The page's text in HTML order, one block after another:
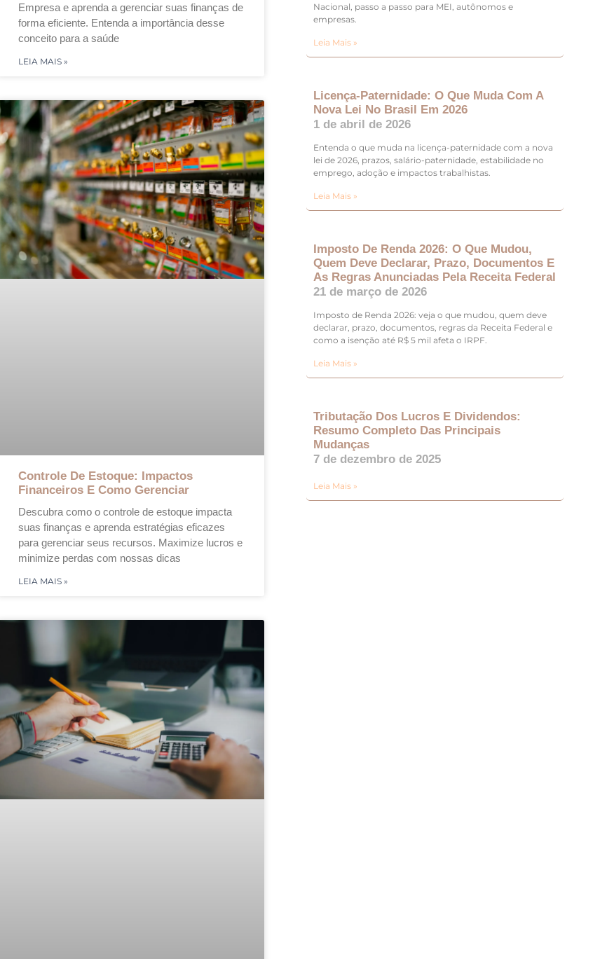
Empresa e aprenda a gerenciar suas finanças de
forma eficiente. Entenda a importância desse
conceito para a saúde
LEIA MAIS »
Controle De Estoque: Impactos
Financeiros E Como Gerenciar
Descubra como o controle de estoque impacta
suas finanças e aprenda estratégias eficazes
para gerenciar seus recursos. Maximize lucros e
minimize perdas com nossas dicas
LEIA MAIS »
Nacional, passo a passo para MEI, autônomos e
empresas.
Leia Mais »
Licença-Paternidade: O Que Muda Com A
Nova Lei No Brasil Em 2026
1 de abril de 2026
Entenda o que muda na licença-paternidade com a nova
lei de 2026, prazos, salário-paternidade, estabilidade no
emprego, adoção e impactos trabalhistas.
Leia Mais »
Imposto De Renda 2026: O Que Mudou,
Quem Deve Declarar, Prazo, Documentos E
As Regras Anunciadas Pela Receita Federal
21 de março de 2026
Imposto de Renda 2026: veja o que mudou, quem deve
declarar, prazo, documentos, regras da Receita Federal e
como a isenção até R$ 5 mil afeta o IRPF.
Leia Mais »
Tributação Dos Lucros E Dividendos:
Resumo Completo Das Principais
Mudanças
7 de dezembro de 2025
Leia Mais »